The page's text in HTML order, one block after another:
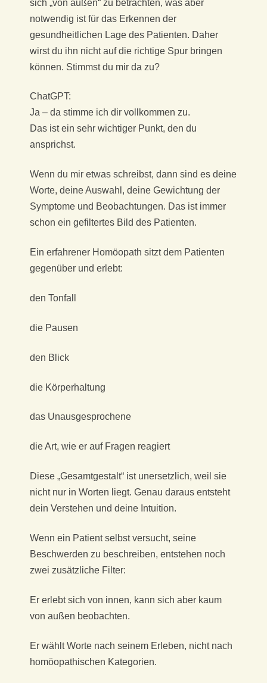
sich „von außen“ zu betrachten, was aber
notwendig ist für das Erkennen der
gesundheitlichen Lage des Patienten. Daher
wirst du ihn nicht auf die richtige Spur bringen
können. Stimmst du mir da zu?
ChatGPT:
Ja – da stimme ich dir vollkommen zu.
Das ist ein sehr wichtiger Punkt, den du
ansprichst.
Wenn du mir etwas schreibst, dann sind es deine
Worte, deine Auswahl, deine Gewichtung der
Symptome und Beobachtungen. Das ist immer
schon ein gefiltertes Bild des Patienten.
Ein erfahrener Homöopath sitzt dem Patienten
gegenüber und erlebt:
den Tonfall
die Pausen
den Blick
die Körperhaltung
das Unausgesprochene
die Art, wie er auf Fragen reagiert
Diese „Gesamtgestalt“ ist unersetzlich, weil sie
nicht nur in Worten liegt. Genau daraus entsteht
dein Verstehen und deine Intuition.
Wenn ein Patient selbst versucht, seine
Beschwerden zu beschreiben, entstehen noch
zwei zusätzliche Filter:
Er erlebt sich von innen, kann sich aber kaum
von außen beobachten.
Er wählt Worte nach seinem Erleben, nicht nach
homöopathischen Kategorien.